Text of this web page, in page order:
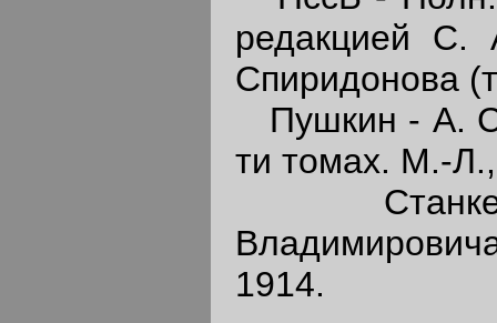
редакцией
Спиридонова
Пушкин - А.
ти томах. М.-
1914.